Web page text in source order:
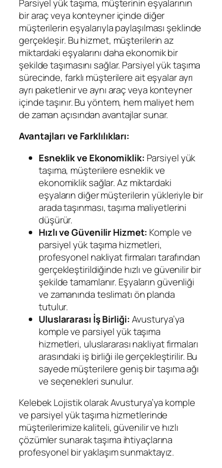
Parsiyel yük taşıma, müşterinin eşyalarının
bir araç veya konteyner içinde diğer
müşterilerin eşyalarıyla paylaşılması şeklinde
gerçekleşir. Bu hizmet, müşterilerin az
miktardaki eşyalarını daha ekonomik bir
şekilde taşımasını sağlar. Parsiyel yük taşıma
sürecinde, farklı müşterilere ait eşyalar ayrı
ayrı paketlenir ve aynı araç veya konteyner
içinde taşınır. Bu yöntem, hem maliyet hem
de zaman açısından avantajlar sunar.
Avantajları ve Farklılıkları:
Esneklik ve Ekonomiklik: Parsiyel yük
taşıma, müşterilere esneklik ve
ekonomiklik sağlar. Az miktardaki
eşyaların diğer müşterilerin yükleriyle bir
arada taşınması, taşıma maliyetlerini
düşürür.
Hızlı ve Güvenilir Hizmet: Komple ve
parsiyel yük taşıma hizmetleri,
profesyonel nakliyat firmaları tarafından
gerçekleştirildiğinde hızlı ve güvenilir bir
şekilde tamamlanır. Eşyaların güvenliği
ve zamanında teslimatı ön planda
tutulur.
Uluslararası İş Birliği:Avusturya’ya
komple ve parsiyel yük taşıma
hizmetleri, uluslararası nakliyat firmaları
arasındaki iş birliği ile gerçekleştirilir. Bu
sayede müşterilere geniş bir taşıma ağı
ve seçenekleri sunulur.
Kelebek Lojistik olarak Avusturya’ya komple
ve parsiyel yük taşıma hizmetlerinde
müşterilerimize kaliteli, güvenilir ve hızlı
çözümler sunarak taşıma ihtiyaçlarına
profesyonel bir yaklaşım sunmaktayız.